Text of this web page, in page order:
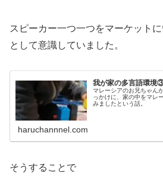
スピーカー一つ一つをマーケット
として意識していました。
我が家の多言語環境
マレーシアのお兄ちゃん
っかけに、家の中をマレ
みましたという話。
haruchannnel.com
そうすることで